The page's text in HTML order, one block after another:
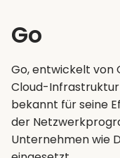
Go
Go, entwickelt von
Cloud-Infrastruktur
bekannt für seine
der
Unternehmen wie